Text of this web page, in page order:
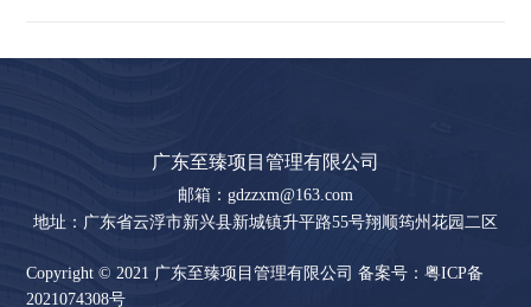
广东至臻项目管理有限公司
邮箱：gdzzxm@163.com
地址：广东省云浮市新兴县新城镇升平路55号翔顺筠州花园二区
Copyright © 2021 广东至臻项目管理有限公司 备案号：粤ICP备
2021074308号